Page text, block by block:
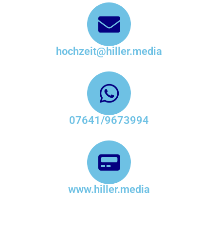
hochzeit@hiller.media
07641/9673994
www.hiller.media